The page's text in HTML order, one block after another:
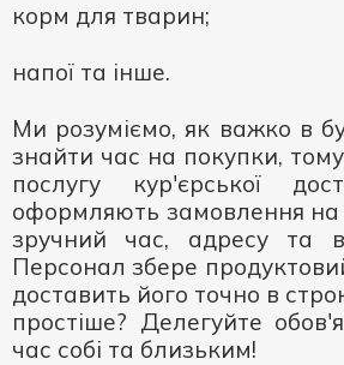
корм для тварин;
напої та інше.
Ми розуміємо, як важко в
знайти час на покупки,
послугу кур'єрської
оформляють замовлення на
зручний час, адресу та
Персонал збере
доставить його точно в
простіше? Делегуйте
час собі та близьким!